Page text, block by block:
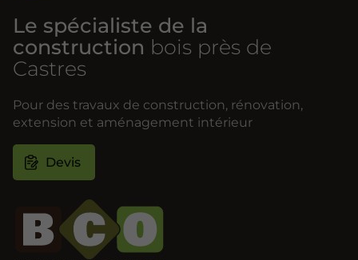
Le spécialiste de la
construction bois près de
Castres
Pour des travaux de construction, rénovation,
extension et aménagement intérieur
Devis